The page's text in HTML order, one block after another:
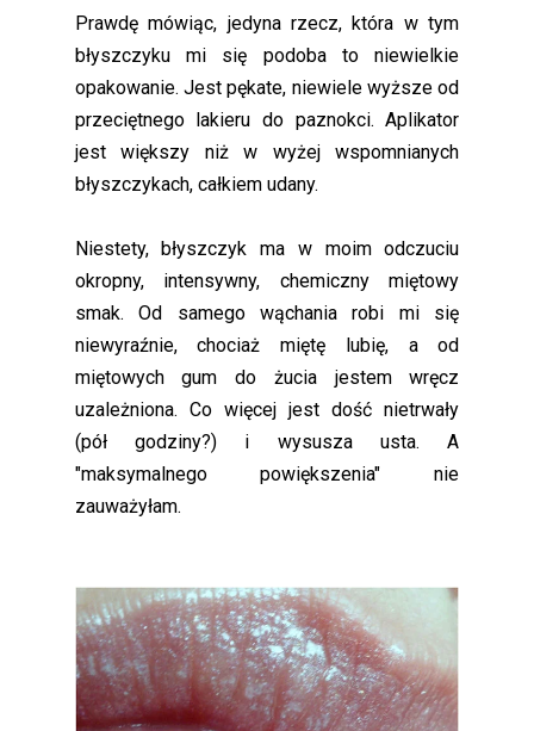
Prawdę mówiąc, jedyna rzecz, która w tym
błyszczyku mi się podoba to niewielkie
opakowanie. Jest pękate, niewiele wyższe od
przeciętnego lakieru do paznokci. Aplikator
jest większy niż w wyżej wspomnianych
błyszczykach, całkiem udany.
Niestety, błyszczyk ma w moim odczuciu
okropny, intensywny, chemiczny miętowy
smak. Od samego wąchania robi mi się
niewyraźnie, chociaż miętę lubię, a od
miętowych gum do żucia jestem wręcz
uzależniona. Co więcej jest dość nietrwały
(pół godziny?) i wysusza usta. A
"maksymalnego powiększenia" nie
zauważyłam.